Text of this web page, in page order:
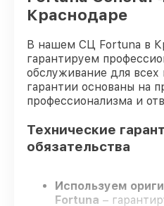
Краснодаре
В нашем СЦ Fortuna в
гарантируем
обслуживание для
гарантии основаны на
профессионализма и
Технические
обязательства
Используем
Fortuna –